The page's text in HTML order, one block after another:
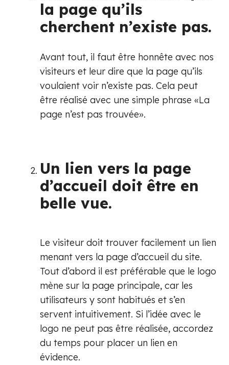
la page qu’ils
cherchent n’existe pas.
Avant tout, il faut être honnête avec nos
visiteurs et leur dire que la page qu’ils
voulaient voir n’existe pas. Cela peut
être réalisé avec une simple phrase «La
page n’est pas trouvée».
Un lien vers la page
d’accueil doit être en
belle vue.
Le visiteur doit trouver facilement un lien
menant vers la page d’accueil du site.
Tout d’abord il est préférable que le logo
mène sur la page principale, car les
utilisateurs y sont habitués et s’en
servent intuitivement. Si l’idée avec le
logo ne peut pas être réalisée, accordez
du temps pour placer un lien en
évidence.